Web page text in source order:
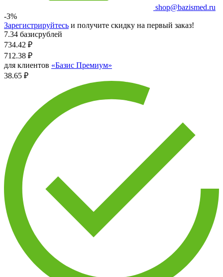
shop@bazismed.ru
-3%
Зарегистрируйтесь и получите скидку на первый заказ!
7.34 базисрублей
734.42 ₽
712.38 ₽
для клиентов «Базис Премиум»
38.65 ₽